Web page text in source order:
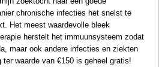
chronische infecties het snelst te
Het meest waardevolle bleek
herstelt het immuunsysteem zodat
maar ook andere infecties en ziekten
ter waarde van €150 is geheel gratis!